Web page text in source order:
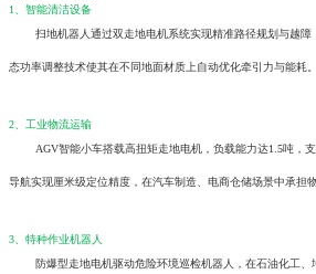
1、智能清洁设备
扫地机器人通过双走地电机系统实现精准路径规划与越障
态功率调整技术使其在不同地面材质上自动优化牵引力与能耗。
2、工业物流运输
AGV智能小车搭载高扭矩走地电机，负载能力达1.5吨，支
导航实现厘米级定位精度，在汽车制造、电商仓储场景中承担
3、特种作业机器人
防爆型走地电机驱动危险环境巡检机器人，在石油化工、